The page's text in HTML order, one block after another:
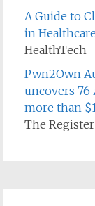
A Guide to
in Healthcare
HealthTech
Pwn2Own
uncovers 76
more than
The Register